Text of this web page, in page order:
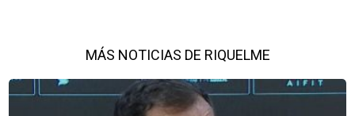
MÁS NOTICIAS DE RIQUELME